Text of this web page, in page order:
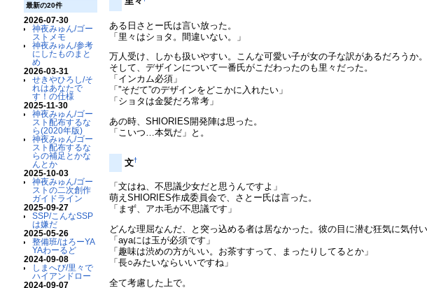
最新の20件
2026-07-30
神夜みゅん/ゴー
ストメモ
神夜みゅん/参考
にしたものまと
め
2026-03-31
せきやひろし/そ
れはあなたで
す！の仕様
2025-11-30
神夜みゅん/ゴー
スト配布するな
ら(2020年版)
神夜みゅん/ゴー
スト配布するな
らの補足とかな
んとか
2025-10-03
神夜みゅん/ゴー
ストの二次創作
ガイドライン
2025-09-27
SSP/こんなSSP
は嫌だ
2025-05-26
整備班/はろーYA
YAわーるど
2024-09-08
しまへび/里々で
ハイアンドロー
2024-09-07
ある日さとー氏は言い放った。
「里々はショタ。間違いない。」
万人受け、しかも扱いやすい。こんな可愛い子が女の子な訳があるだろうか。
そして、デザインについて一番氏がこだわったのも里々だった。
「インカム必須」
「”そだて”のデザインをどこかに入れたい」
「ショタは金髪だろ常考」
あの時、SHIORIES開発陣は思った。
「こいつ…本気だ」と。
文†
「文はね、不思議少女だと思うんですよ」
萌えSHIORIES作成委員会で、さとー氏は言った。
「まず、アホ毛が不思議です」
どんな理屈なんだ、と突っ込める者は居なかった。彼の目に潜む狂気に気付
「ayaには玉が必須です」
「趣味は渋めの方がいい。お茶すすって、まったりしてるとか」
「長○みたいならいいですね」
全て考慮した上で。